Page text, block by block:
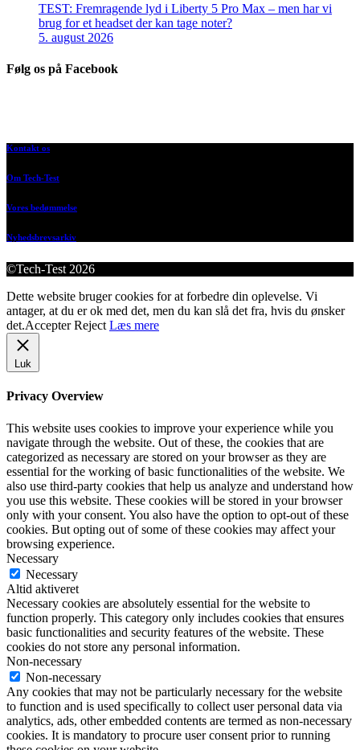
TEST: Fremragende lyd i Liberty 5 Pro Max – men har vi
brug for et headset der kan tage noter?
5. august 2026
Følg os på Facebook
Kontakt os
Om Tech-Test
Vores bedømmelse
Nyhedsbrevsarkiv
©Tech-Test 2026
Dette website bruger cookies for at forbedre din oplevelse. Vi
antager, at du er ok med det, men du kan slå det fra, hvis du ønsker
det.Accepter Reject Læs mere
Luk
Privacy Overview
This website uses cookies to improve your experience while you
navigate through the website. Out of these, the cookies that are
categorized as necessary are stored on your browser as they are
essential for the working of basic functionalities of the website. We
also use third-party cookies that help us analyze and understand how
you use this website. These cookies will be stored in your browser
only with your consent. You also have the option to opt-out of these
cookies. But opting out of some of these cookies may affect your
browsing experience.
Necessary
Necessary
Altid aktiveret
Necessary cookies are absolutely essential for the website to
function properly. This category only includes cookies that ensures
basic functionalities and security features of the website. These
cookies do not store any personal information.
Non-necessary
Non-necessary
Any cookies that may not be particularly necessary for the website
to function and is used specifically to collect user personal data via
analytics, ads, other embedded contents are termed as non-necessary
cookies. It is mandatory to procure user consent prior to running